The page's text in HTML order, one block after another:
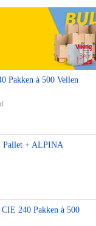
Pakken à 500 Vellen
Pallet + ALPINA
240 Pakken à 500